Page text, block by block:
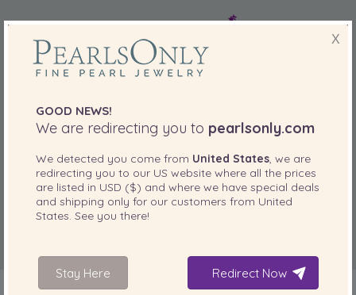
X
GOOD NEWS!
We are redirecting you to pearlsonly.com
We detected you come from United States, we are
redirecting you to our US website where all the prices
are listed in USD ($) and where we have special deals
and shipping only for our customers from United
States. See you there!
Stay Here Redirect Now